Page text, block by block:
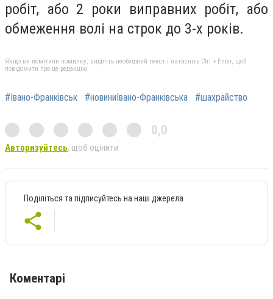
робіт, або 2 роки виправних робіт, або
обмеження волі на строк до 3-х років.
Якщо ви помітили помилку, виділіть необхідний текст і натисніть Ctrl + Enter, щоб
повідомити про це редакцію
#Івано-Франківськ #новиниІвано-Франківська #шахрайство
0,0
Авторизуйтесь, щоб оцінити
Поділіться та підписуйтесь на наші джерела
Коментарі